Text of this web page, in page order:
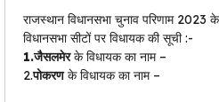
राजस्थान विधानसभा चुनाव परिणाम 2023
विधानसभा सीटों पर विधायक की सूची :-
1.जैसलमेरके विधायक का नाम –
2.पोकरणके विधायक का नाम –